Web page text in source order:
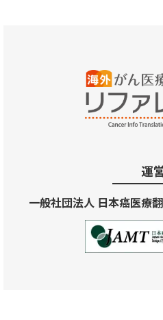
運
一般社団法人 日本癌医療